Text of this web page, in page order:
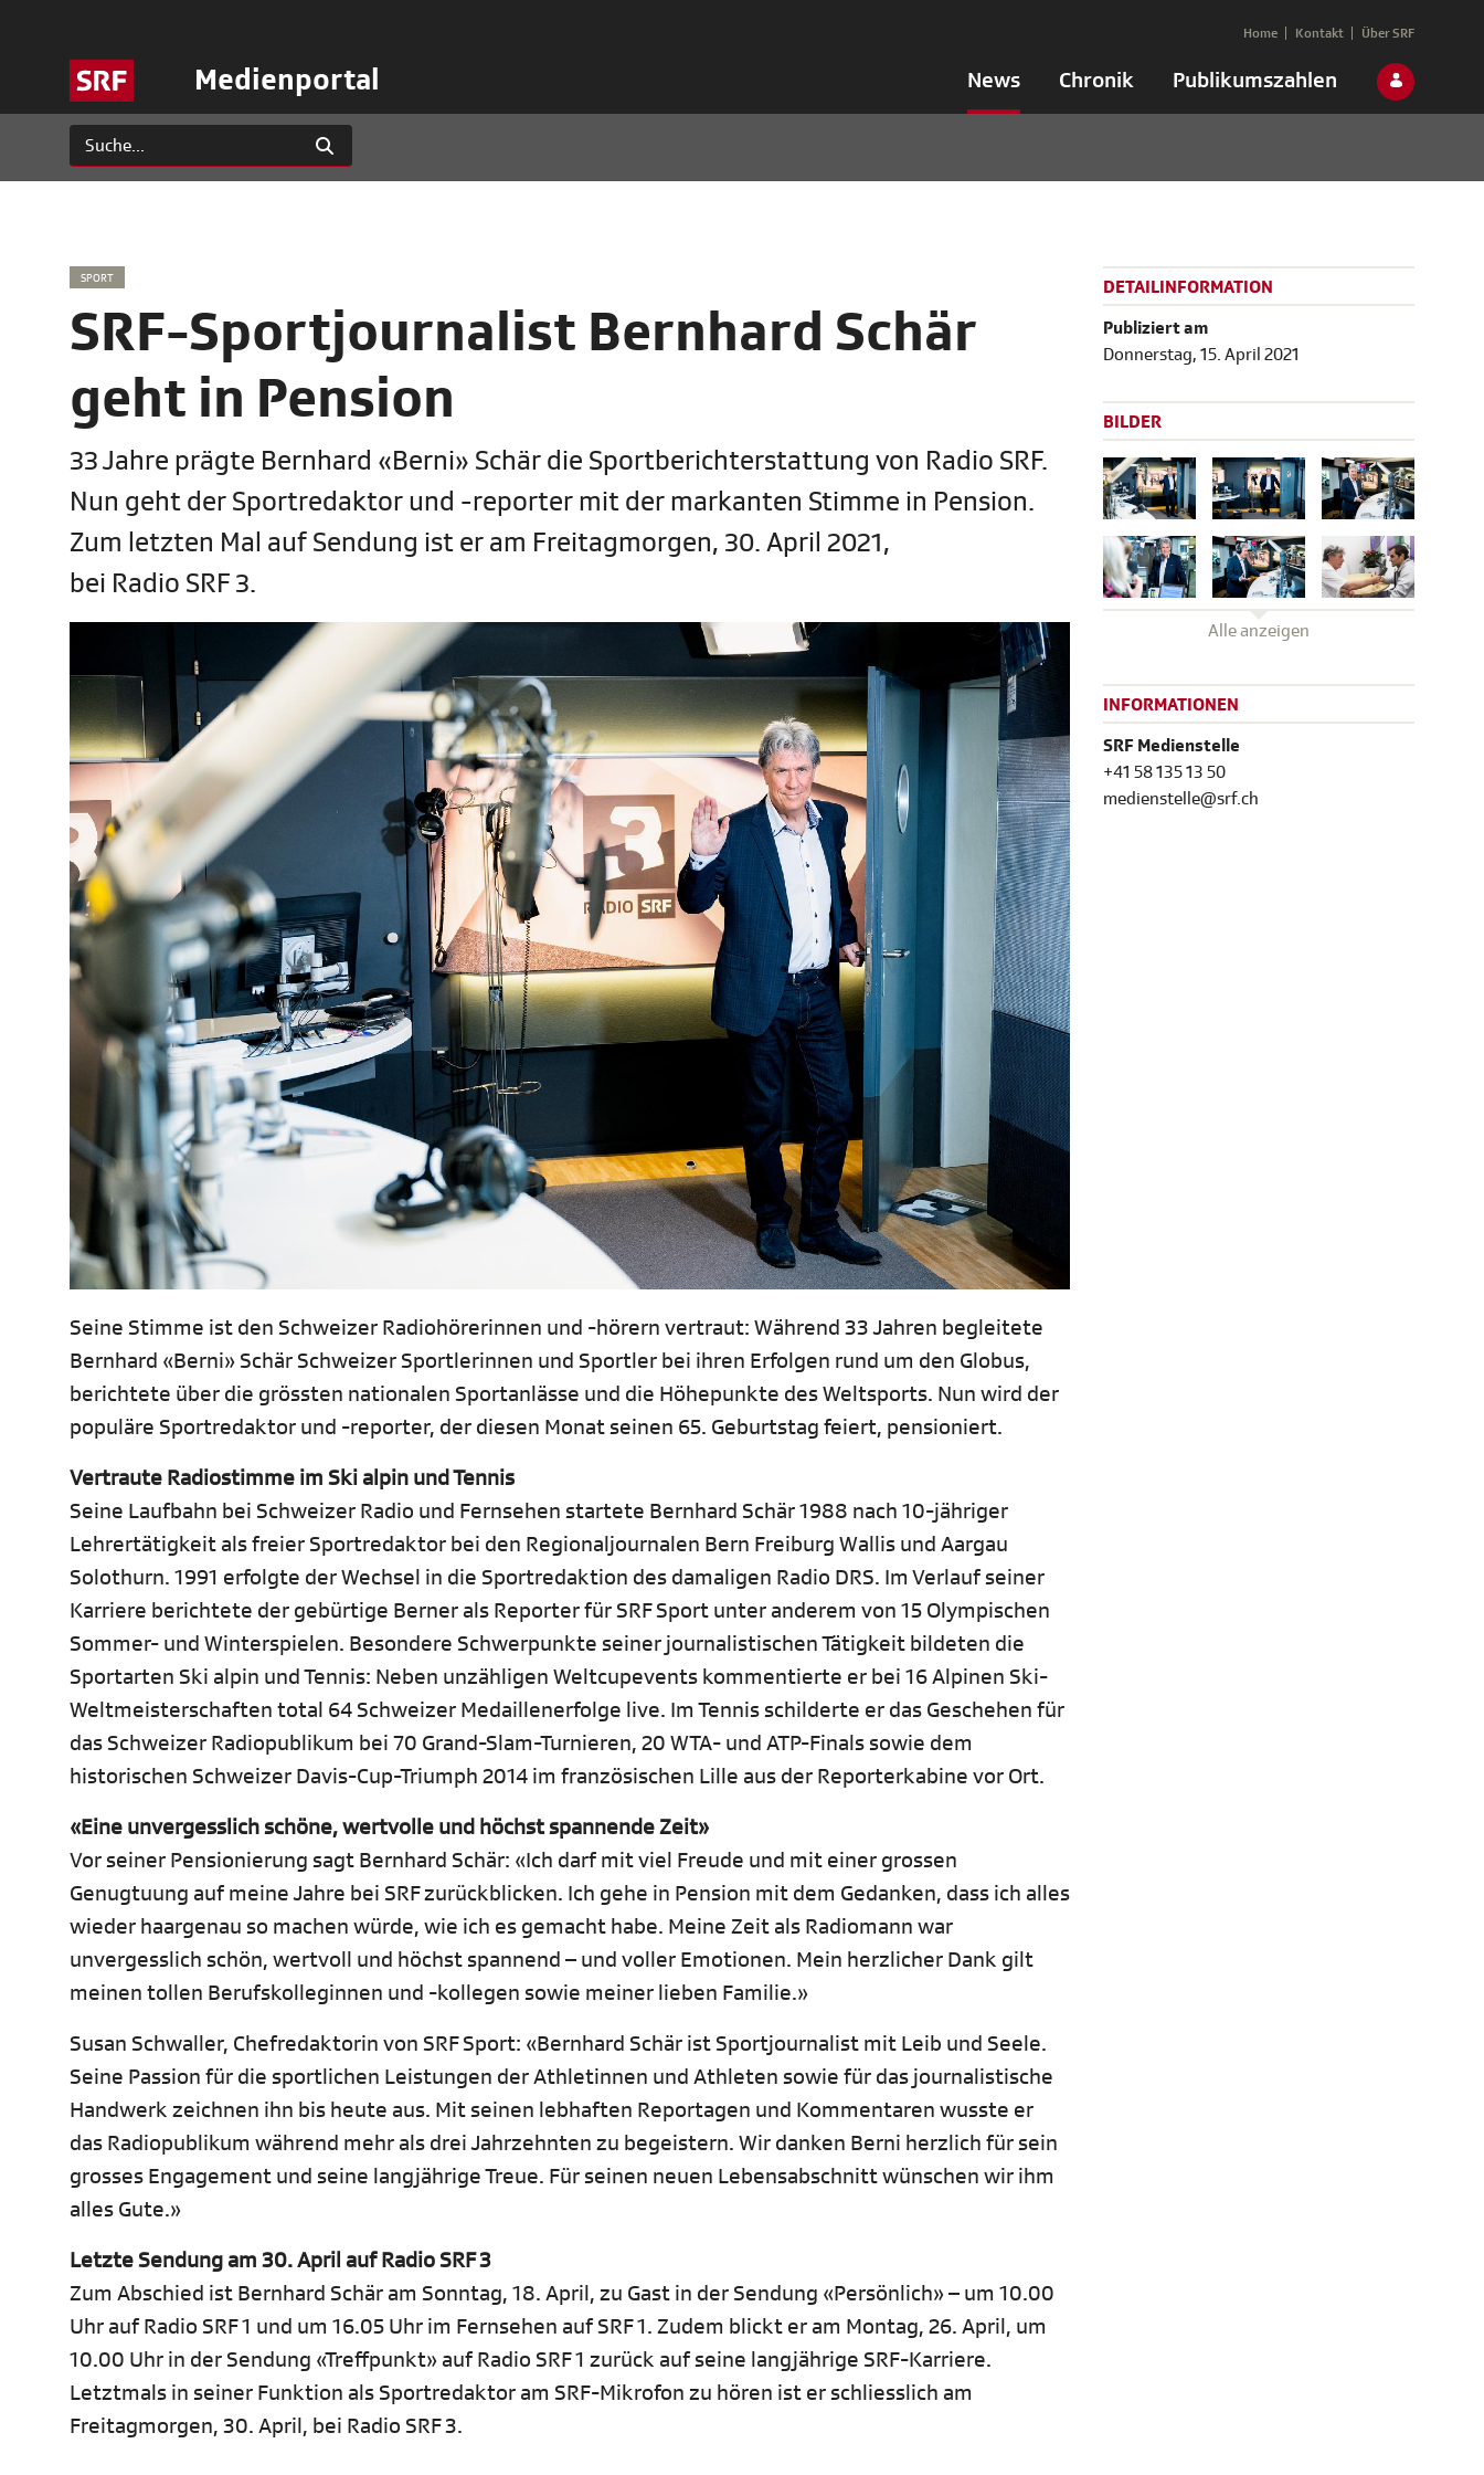
Medienportal News Chronik Publikumszahlen
Home Kontakt Über SRF
SPORT
SRF-Sportjournalist Bernhard Schär
geht in Pension
33 Jahre prägte Bernhard «Berni» Schär die Sportberichterstattung von Radio SRF.
Nun geht der Sportredaktor und -reporter mit der markanten Stimme in Pension.
Zum letzten Mal auf Sendung ist er am Freitagmorgen, 30. April 2021,
bei Radio SRF 3.
Seine Stimme ist den Schweizer Radiohörerinnen und -hörern vertraut: Während 33 Jahren begleitete
Bernhard «Berni» Schär Schweizer Sportlerinnen und Sportler bei ihren Erfolgen rund um den Globus,
berichtete über die grössten nationalen Sportanlässe und die Höhepunkte des Weltsports. Nun wird der
populäre Sportredaktor und -reporter, der diesen Monat seinen 65. Geburtstag feiert, pensioniert.
Vertraute Radiostimme im Ski alpin und Tennis
Seine Laufbahn bei Schweizer Radio und Fernsehen startete Bernhard Schär 1988 nach 10-jähriger
Lehrertätigkeit als freier Sportredaktor bei den Regionaljournalen Bern Freiburg Wallis und Aargau
Solothurn. 1991 erfolgte der Wechsel in die Sportredaktion des damaligen Radio DRS. Im Verlauf seiner
Karriere berichtete der gebürtige Berner als Reporter für SRF Sport unter anderem von 15 Olympischen
Sommer- und Winterspielen. Besondere Schwerpunkte seiner journalistischen Tätigkeit bildeten die
Sportarten Ski alpin und Tennis: Neben unzähligen Weltcupevents kommentierte er bei 16 Alpinen Ski-
Weltmeisterschaften total 64 Schweizer Medaillenerfolge live. Im Tennis schilderte er das Geschehen für
das Schweizer Radiopublikum bei 70 Grand-Slam-Turnieren, 20 WTA- und ATP-Finals sowie dem
historischen Schweizer Davis-Cup-Triumph 2014 im französischen Lille aus der Reporterkabine vor Ort.
«Eine unvergesslich schöne, wertvolle und höchst spannende Zeit»
Vor seiner Pensionierung sagt Bernhard Schär: «Ich darf mit viel Freude und mit einer grossen
Genugtuung auf meine Jahre bei SRF zurückblicken. Ich gehe in Pension mit dem Gedanken, dass ich alles
wieder haargenau so machen würde, wie ich es gemacht habe. Meine Zeit als Radiomann war
unvergesslich schön, wertvoll und höchst spannend – und voller Emotionen. Mein herzlicher Dank gilt
meinen tollen Berufskolleginnen und -kollegen sowie meiner lieben Familie.»
Susan Schwaller, Chefredaktorin von SRF Sport: «Bernhard Schär ist Sportjournalist mit Leib und Seele.
Seine Passion für die sportlichen Leistungen der Athletinnen und Athleten sowie für das journalistische
Handwerk zeichnen ihn bis heute aus. Mit seinen lebhaften Reportagen und Kommentaren wusste er
das Radiopublikum während mehr als drei Jahrzehnten zu begeistern. Wir danken Berni herzlich für sein
grosses Engagement und seine langjährige Treue. Für seinen neuen Lebensabschnitt wünschen wir ihm
alles Gute.»
Letzte Sendung am 30. April auf Radio SRF 3
Zum Abschied ist Bernhard Schär am Sonntag, 18. April, zu Gast in der Sendung «Persönlich» – um 10.00
Uhr auf Radio SRF 1 und um 16.05 Uhr im Fernsehen auf SRF 1. Zudem blickt er am Montag, 26. April, um
10.00 Uhr in der Sendung «Treffpunkt» auf Radio SRF 1 zurück auf seine langjährige SRF-Karriere.
Letztmals in seiner Funktion als Sportredaktor am SRF-Mikrofon zu hören ist er schliesslich am
Freitagmorgen, 30. April, bei Radio SRF 3.
DETAILINFORMATION
Publiziert am
Donnerstag, 15. April 2021
BILDER
Alle anzeigen
INFORMATIONEN
SRF Medienstelle
+41 58 135 13 50
medienstelle@srf.ch